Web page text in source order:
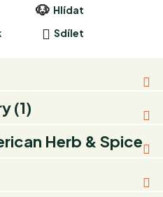
Hlídat
Sdílet
(1)
Herb & Spice